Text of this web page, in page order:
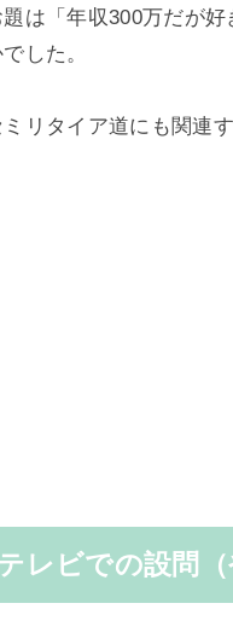
題は「年収300万だが
した。
ミリタイア道にも関連
レビでの設問（